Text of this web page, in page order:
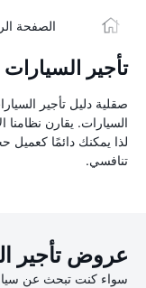
الصفحة
تأجير
صقلية دليل تأجير
السيارات. يقارن
لذا يمكنك دائمًا كعميل
تنافسي.
عروض تأجير
سواء كنت تبحث عن